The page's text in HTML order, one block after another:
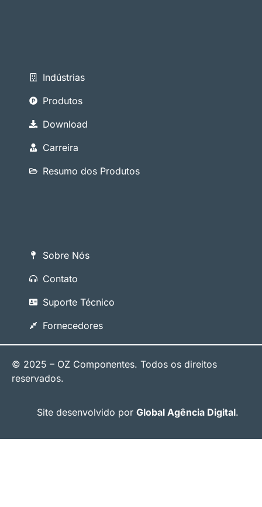
Indústrias
Produtos
Download
Carreira
Resumo dos Produtos
Sobre Nós
Contato
Suporte Técnico
Fornecedores
© 2025 – OZ Componentes. Todos os direitos
reservados.
Site desenvolvido por Global Agência Digital.